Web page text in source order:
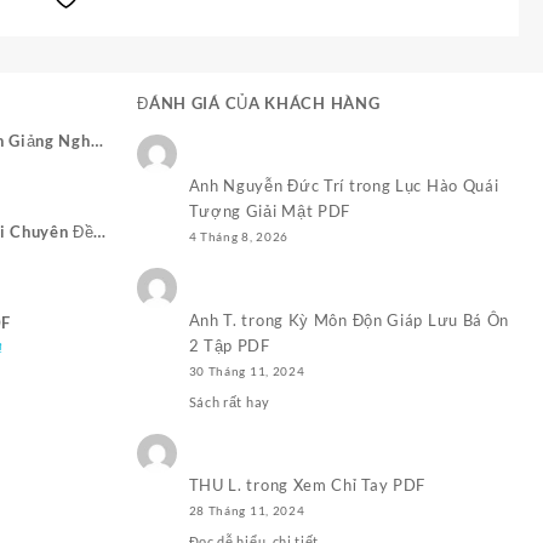
Giảng Nghĩa
Chuyên Đề
Pháp
Giá
ĐÁNH GIÁ CỦA KHÁCH HÀNG
Anh Nguyễn Đức Trí trong Lục Hào Quái
Tượng Giải Mật PDF
4 Tháng 8, 2026
Anh T. trong Kỳ Môn Độn Giáp Lưu Bá Ôn
2 Tập PDF
30 Tháng 11, 2024
Sách rất hay
THU L. trong Xem Chỉ Tay PDF
28 Tháng 11, 2024